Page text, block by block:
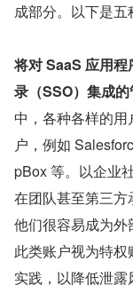
成部分。以下是五
将对 SaaS 应用
录（SSO）集成
中，各种各样的
户，例如
pBox 等。以企业
在团队甚至第三
他们很容易成为
此类账户视为特
实践，以降低泄